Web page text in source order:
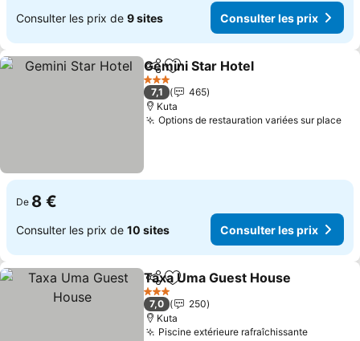
Consulter les prix de 9 sites Consulter les prix
PartagerAjouter à mes favoris
Gemini Star Hotel
3 Étoiles
7,1
465
Kuta
Options de restauration variées sur place
De 8 €
Consulter les prix de 10 sites Consulter les prix
PartagerAjouter à mes favoris
Taxa Uma Guest House
3 Étoiles
7,0
250
Kuta
Piscine extérieure rafraîchissante